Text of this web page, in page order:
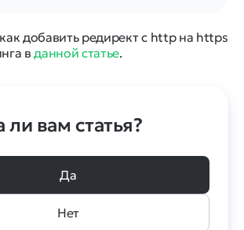
добавить редирект с http на https
вданной статье.
ли вам статья?
Да
Нет